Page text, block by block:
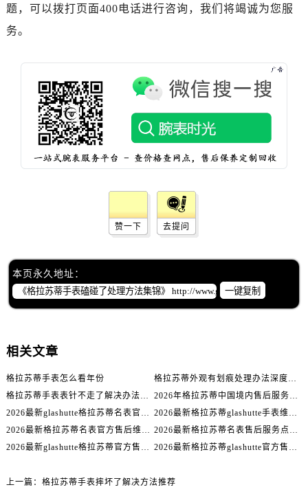
题，可以拨打页面400电话进行咨询，我们将竭诚为您服
务。
赞一下 去提问
本页永久地址：
一键复制
相关文章
格拉苏蒂手表怎么看年份
格拉苏蒂外观有划痕处理办法深度解析
格拉苏蒂手表表针不走了解决办法推荐
2026年格拉苏蒂中国境内售后服务资源升级优化公告（最新电话及地址）
2026最新glashutte格拉苏蒂名表官方服务网点地址考察报告
2026最新格拉苏蒂glashutte手表维修保养服务网点地址考察报告
2026最新格拉苏蒂名表官方售后维修服务点地址实地探访报告
2026最新格拉苏蒂名表售后服务点地址实地探访报告
2026最新glashutte格拉苏蒂官方售后保养点地址调研报告
2026最新格拉苏蒂glashutte官方售后维修服务点地址调研报告
上一篇： 格拉苏蒂手表摔坏了解决方法推荐